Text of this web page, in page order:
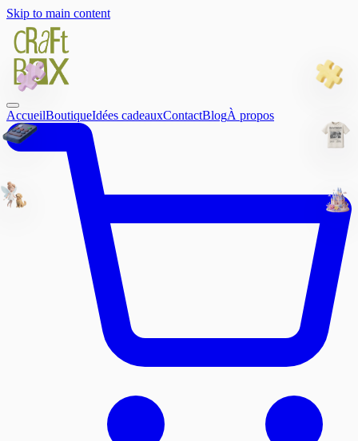
Skip to main content
AccueilBoutiqueIdées cadeauxContactBlogÀ propos